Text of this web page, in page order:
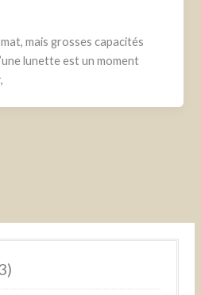
mais grosses capacités
lunette est un moment